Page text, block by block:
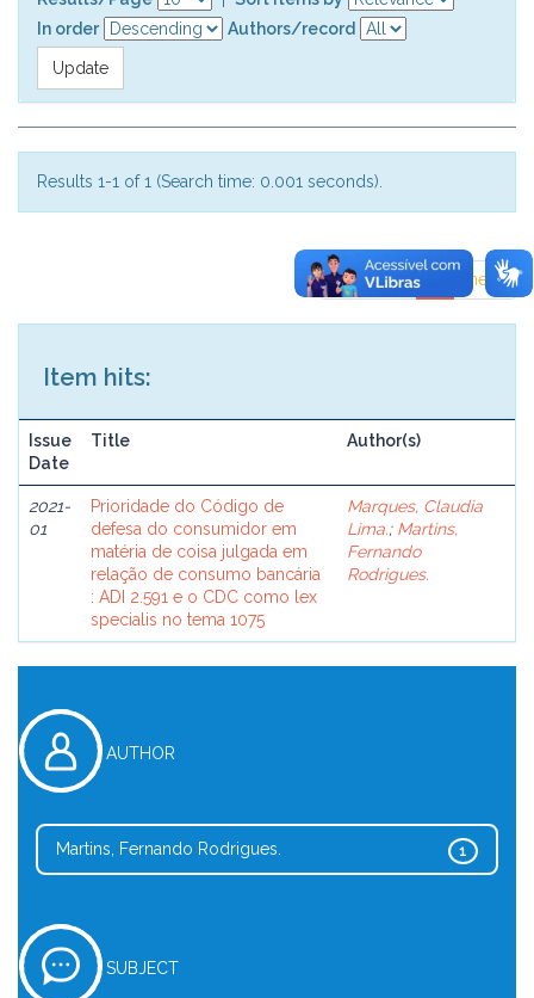
In order
Authors/record
Results 1-1 of 1 (Search time: 0.001 seconds).
previous next
Item hits:
Issue
Date
Title Author(s)
2021-
01
Prioridade do Código de
defesa do consumidor em
matéria de coisa julgada em
relação de consumo bancária
: ADI 2.591 e o CDC como lex
specialis no tema 1075
Marques, Claudia
Lima.; Martins,
Fernando
Rodrigues.
AUTHOR
1
Martins, Fernando Rodrigues.
SUBJECT